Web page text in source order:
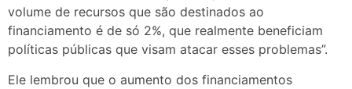
volume de recursos que são destinados ao
financiamento é de só 2%, que realmente beneficiam
políticas públicas que visam atacar esses problemas”.
Ele lembrou que o aumento dos financiamentos